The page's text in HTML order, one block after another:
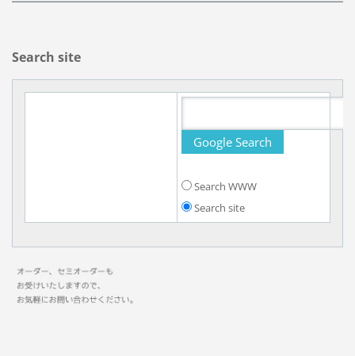
Search site
Search WWW
Search site